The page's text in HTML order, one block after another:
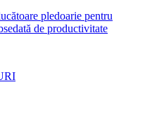
pledoarie pentru
de productivitate